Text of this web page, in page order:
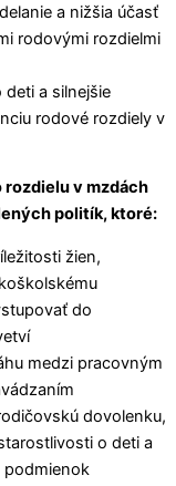
a nižšia účasť
rodovými rozdielmi
a silnejšie
rodové rozdiely v
v mzdách
politík, ktoré:
žien,
do
medzi pracovným
dovolenku,
o deti a
podmienok